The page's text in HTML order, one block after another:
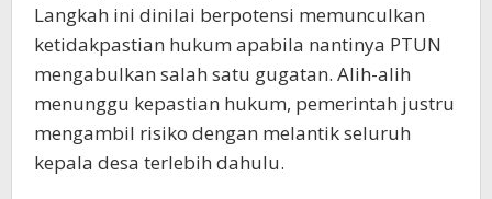
Langkah ini dinilai berpotensi memunculkan
ketidakpastian hukum apabila nantinya PTUN
mengabulkan salah satu gugatan. Alih-alih
menunggu kepastian hukum, pemerintah justru
mengambil risiko dengan melantik seluruh
kepala desa terlebih dahulu.